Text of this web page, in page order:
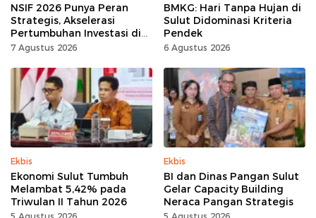
NSIF 2026 Punya Peran
Strategis, Akselerasi
Pertumbuhan Investasi di
Sulut
7 Agustus 2026
BMKG: Hari Tanpa Hujan di
Sulut Didominasi Kriteria
Pendek
6 Agustus 2026
Ekbis
Ekonomi Sulut Tumbuh
Melambat 5,42% pada
Triwulan II Tahun 2026
Ekbis
BI dan Dinas Pangan Sulut
Gelar Capacity Building
Neraca Pangan Strategis